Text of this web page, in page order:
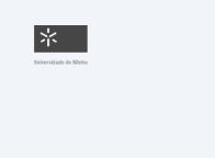
Fundação para a